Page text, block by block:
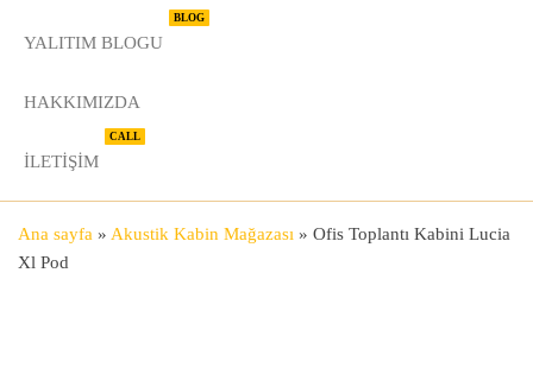
YALITIM BLOGU
BLOG
HAKKIMIZDA
İLETIŞIM
CALL
Ana sayfa » Akustik Kabin Mağazası » Ofis Toplantı Kabini Lucia
Xl Pod